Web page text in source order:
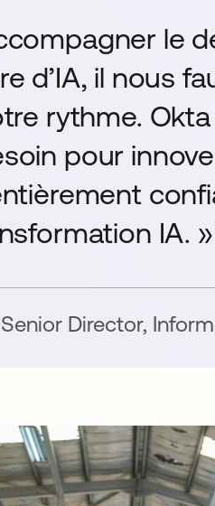
le
d’IA, il nous
rythme.
pour
IA. »
Senior Director,